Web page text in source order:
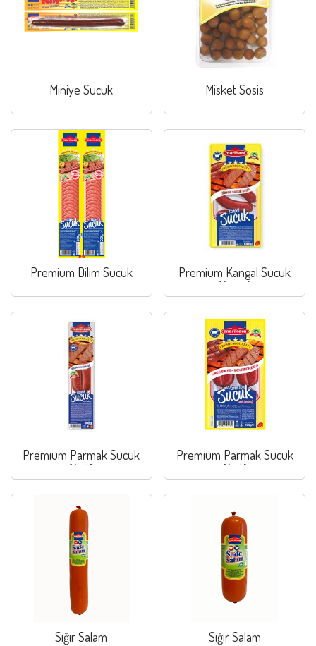
Miniye Sucuk Misket Sosis
Premium Dilim Sucuk
Premium Kangal Sucuk
(Acısız)
Premium Parmak Sucuk
(Acılı)
Premium Parmak Sucuk
(Acılı)
Sığır Salam Sığır Salam